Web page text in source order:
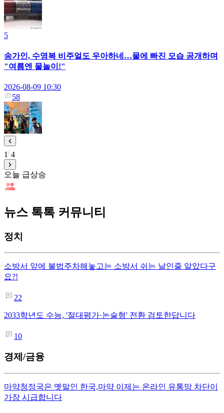
5
송가인, 수영복 비주얼도 우아하네…물에 빠진 모습 공개하며
"여름엔 물놀이!"
2026-08-09 10:30
58
1 4
오늘 급상승
뉴스 톡톡 커뮤니티
정치
소방서 앞에 불법주차해놓고는 소방서 쉬는 날인줄 알았다구
요?!
22
2033학년도 수능, '절대평가·논술형' 전환 검토한답니다
10
경제/금융
마약청정국은 옛말인 한국,마약 이제는 온라인 유통망 차단이
가장 시급합니다